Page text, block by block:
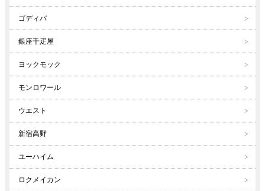
ゴディバ
銀座千疋屋
ヨックモック
モンロワール
ウエスト
新宿高野
ユーハイム
ロクメイカン